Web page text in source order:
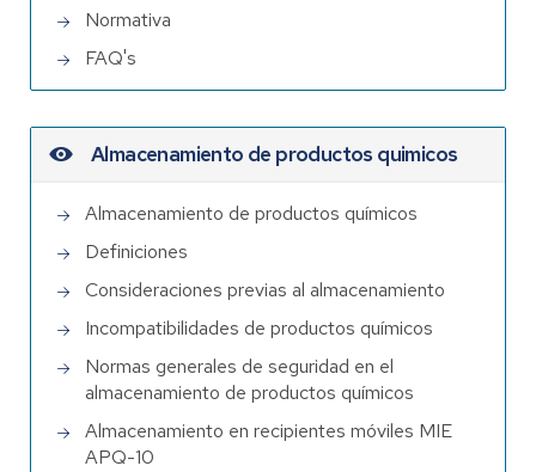
Normativa
FAQ's
Almacenamiento de productos quimicos
Almacenamiento de productos químicos
Definiciones
Consideraciones previas al almacenamiento
Incompatibilidades de productos químicos
Normas generales de seguridad en el
almacenamiento de productos químicos
Almacenamiento en recipientes móviles MIE
APQ-10